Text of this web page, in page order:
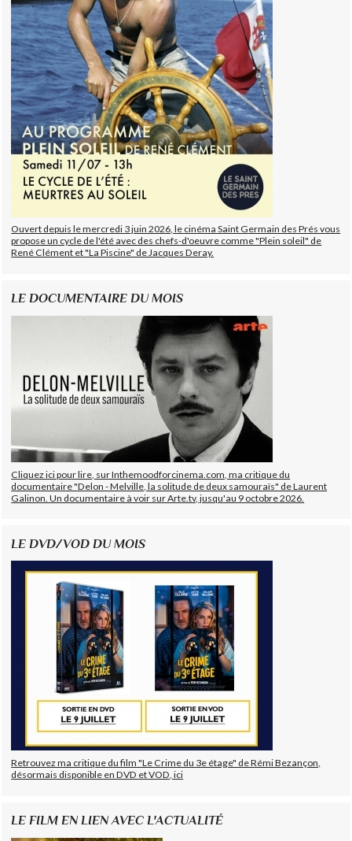
Ouvert depuis le mercredi 3 juin 2026, le cinéma Saint Germain des Prés vous
propose un cycle de l'été avec des chefs-d'oeuvre comme "Plein soleil" de
René Clément et "La Piscine" de Jacques Deray.
LE DOCUMENTAIRE DU MOIS
Cliquez ici pour lire, sur Inthemoodforcinema.com, ma critique du
documentaire "Delon - Melville, la solitude de deux samouraïs" de Laurent
Galinon. Un documentaire à voir sur Arte.tv, jusqu'au 9 octobre 2026.
LE DVD/VOD DU MOIS
Retrouvez ma critique du film "Le Crime du 3e étage" de Rémi Bezançon,
désormais disponible en DVD et VOD, ici
LE FILM EN LIEN AVEC L'ACTUALITÉ